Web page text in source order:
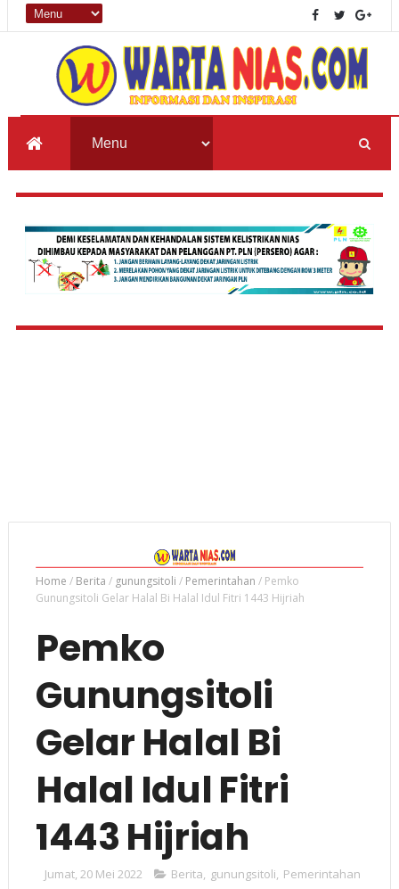
Home / Berita / gunungsitoli / Pemerintahan / Pemko
Gunungsitoli Gelar Halal Bi Halal Idul Fitri 1443 Hijriah
Pemko
Gunungsitoli
Gelar Halal Bi
Halal Idul Fitri
1443 Hijriah
Jumat, 20 Mei 2022 Berita, gunungsitoli, Pemerintahan